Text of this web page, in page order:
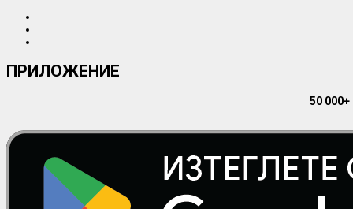
ПРИЛОЖЕНИЕ
50